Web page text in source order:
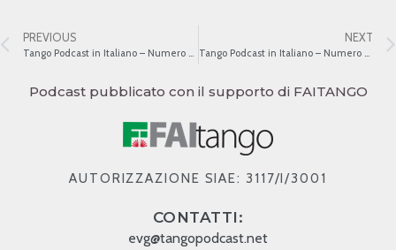
PREVIOUS
Tango Podcast in Italiano – Numero 443 – La Guardia Vieja e la Guardia Nueva III
NEXT
Tango Podcast in Italiano – Numero 445 – La Guardia Vieja e la Guardia Nueva V
Podcast pubblicato con il supporto di FAITANGO
AUTORIZZAZIONE SIAE: 3117/I/3001
CONTATTI:
evg@tangopodcast.net